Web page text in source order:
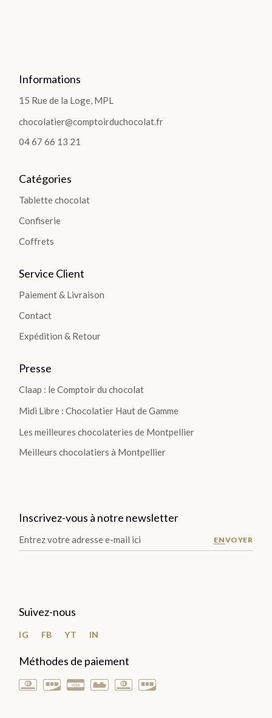
COF
FRE
TS
>
LES
PLA
NTA
TIO
NS
>
TABLETTES
Tablettes
Lait
Gourmandes
Les
LES
DÉCOUVRIR
Informations
15 Rue de la Loge, MPL
chocolatier@comptoirduchocolat.fr
04 67 66 13 21
Catégories
Tablette chocolat
Confiserie
Coffrets
Service Client
Paiement & Livraison
Contact
Expédition & Retour
Presse
Claap : le Comptoir du chocolat
Midi Libre : Chocolatier Haut de Gamme
Les meilleures chocolateries de Montpellier
Meilleurs chocolatiers à Montpellier
Inscrivez-vous à notre newsletter
ENVOYER
Suivez-nous
IG FB YT IN
Méthodes de paiement